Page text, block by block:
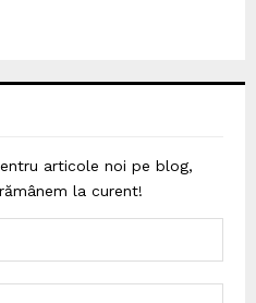
articole noi pe blog,
la curent!